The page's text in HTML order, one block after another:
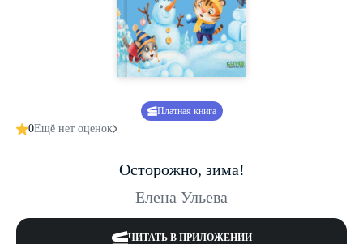
Платная книга
0Ещё нет оценок
Осторожно, зима!
Елена Ульева
ЧИТАТЬ В ПРИЛОЖЕНИИ